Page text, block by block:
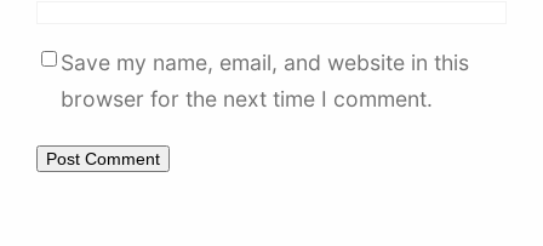
Save my name, email, and website in this
browser for the next time I comment.